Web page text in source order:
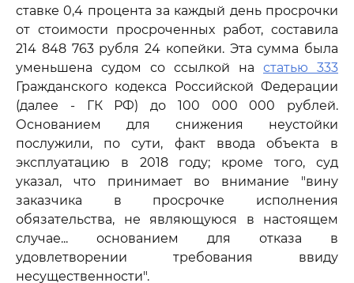
ставке 0,4 процента за каждый день просрочки
от стоимости просроченных работ, составила
214 848 763 рубля 24 копейки. Эта сумма была
уменьшена судом со ссылкой на статью 333
Гражданского кодекса Российской Федерации
(далее - ГК РФ) до 100 000 000 рублей.
Основанием для снижения неустойки
послужили, по сути, факт ввода объекта в
эксплуатацию в 2018 году; кроме того, суд
указал, что принимает во внимание "вину
заказчика в просрочке исполнения
обязательства, не являющуюся в настоящем
случае... основанием для отказа в
удовлетворении требования ввиду
несущественности".